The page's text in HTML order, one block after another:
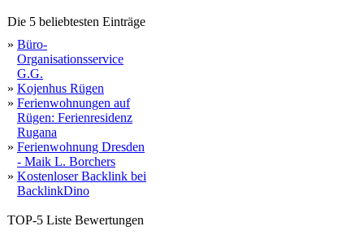
Die 5 beliebtesten Einträge
» Büro-
Organisationsservice
G.G.
» Kojenhus Rügen
» Ferienwohnungen auf
Rügen: Ferienresidenz
Rugana
» Ferienwohnung Dresden
- Maik L. Borchers
» Kostenloser Backlink bei
BacklinkDino
TOP-5 Liste Bewertungen